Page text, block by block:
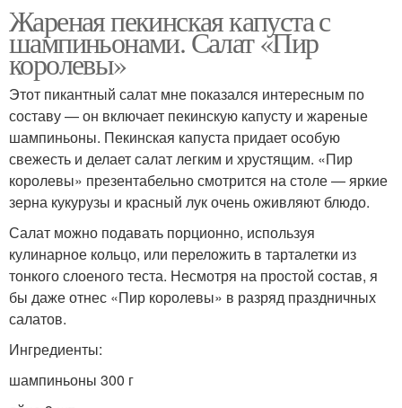
Жареная пекинская капуста с
шампиньонами. Салат «Пир
королевы»
Этот пикантный салат мне показался интересным по
составу — он включает пекинскую капусту и жареные
шампиньоны. Пекинская капуста придает особую
свежесть и делает салат легким и хрустящим. «Пир
королевы» презентабельно смотрится на столе — яркие
зерна кукурузы и красный лук очень оживляют блюдо.
Салат можно подавать порционно, используя
кулинарное кольцо, или переложить в тарталетки из
тонкого слоеного теста. Несмотря на простой состав, я
бы даже отнес «Пир королевы» в разряд праздничных
салатов.
Ингредиенты:
шампиньоны 300 г